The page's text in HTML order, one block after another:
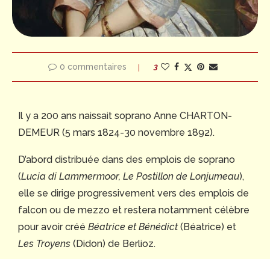
0 commentaires 3
Il y a 200 ans naissait soprano Anne CHARTON-
DEMEUR (5 mars 1824-30 novembre 1892).
D’abord distribuée dans des emplois de soprano
(Lucia di Lammermoor, Le Postillon de Lonjumeau),
elle se dirige progressivement vers des emplois de
falcon ou de mezzo et restera notamment célèbre
pour avoir créé Béatrice et Bénédict(Béatrice) et
Les Troyens (Didon) de Berlioz.